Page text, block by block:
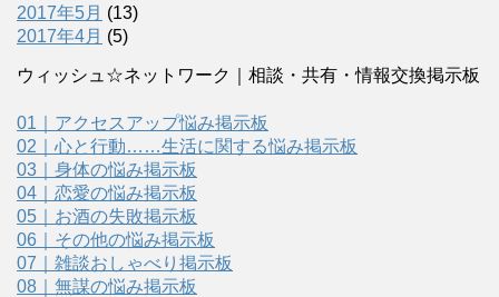
2017年5月 (13)
2017年4月 (5)
ウィッシュ☆ネットワーク｜相談・共有・情報交換掲示板
01｜アクセスアップ悩み掲示板
02｜心と行動……生活に関する悩み掲示板
03｜身体の悩み掲示板
04｜恋愛の悩み掲示板
05｜お酒の失敗掲示板
06｜その他の悩み掲示板
07｜雑談おしゃべり掲示板
08｜無謀の悩み掲示板